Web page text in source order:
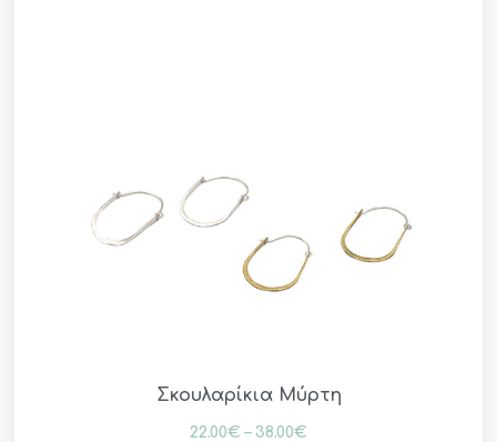
Σκουλαρίκια Μύρτη
22.00€ – 38.00€